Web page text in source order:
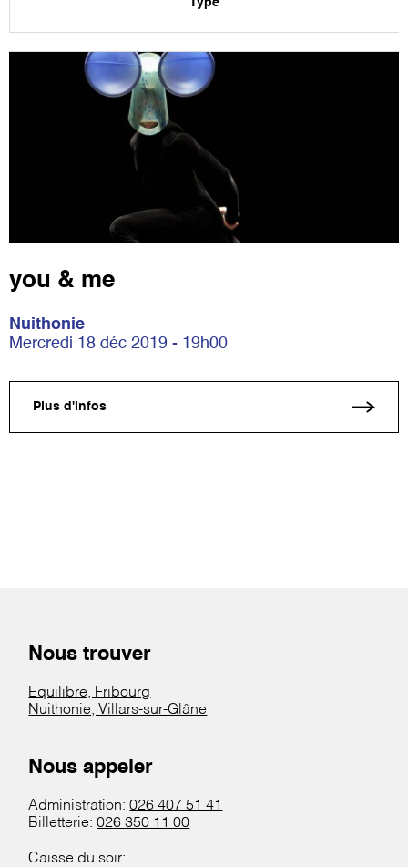
Type
you & me
Nuithonie
Mercredi 18 déc 2019 - 19h00
Plus d'infos
Nous trouver
Equilibre, Fribourg
Nuithonie, Villars-sur-Glâne
Nous appeler
Administration:026 407 51 41
Billetterie:026 350 11 00
Caisse du soir: